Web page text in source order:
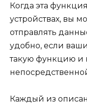
Когда эта
устройствах, вы
отправлять
удобно, если
такую функцию и
Каждый из